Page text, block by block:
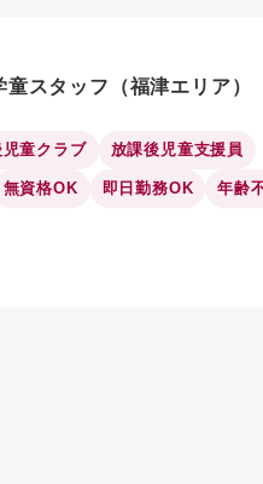
スタッフ（福津エリア）
童クラブ 放課後児童支援員
無資格OK 即日勤務OK 年齢